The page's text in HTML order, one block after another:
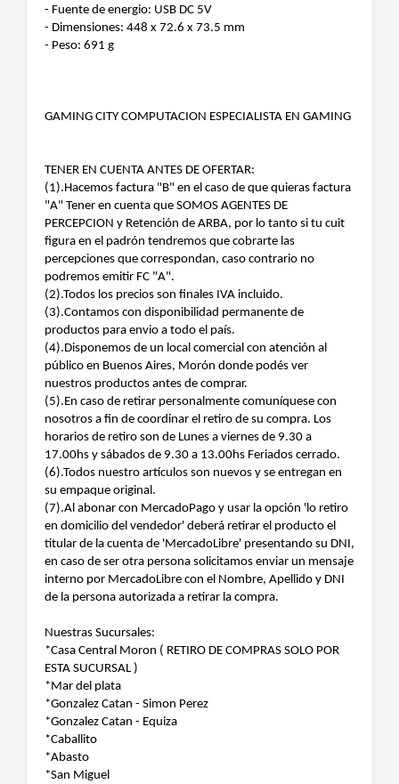
- Fuente de energio: USB DC 5V
- Dimensiones: 448 x 72.6 x 73.5 mm
- Peso: 691 g
GAMING CITY COMPUTACION ESPECIALISTA EN GAMING
TENER EN CUENTA ANTES DE OFERTAR:
(1).Hacemos factura "B" en el caso de que quieras factura
"A" Tener en cuenta que SOMOS AGENTES DE
PERCEPCION y Retención de ARBA, por lo tanto si tu cuit
figura en el padrón tendremos que cobrarte las
percepciones que correspondan, caso contrario no
podremos emitir FC "A".
(2).Todos los precios son finales IVA incluido.
(3).Contamos con disponibilidad permanente de
productos para envio a todo el país.
(4).Disponemos de un local comercial con atención al
público en Buenos Aires, Morón donde podés ver
nuestros productos antes de comprar.
(5).En caso de retirar personalmente comuníquese con
nosotros a fin de coordinar el retiro de su compra. Los
horarios de retiro son de Lunes a viernes de 9.30 a
17.00hs y sábados de 9.30 a 13.00hs Feriados cerrado.
(6).Todos nuestro artículos son nuevos y se entregan en
su empaque original.
(7).Al abonar con MercadoPago y usar la opción 'lo retiro
en domicilio del vendedor' deberá retirar el producto el
titular de la cuenta de 'MercadoLibre' presentando su DNI,
en caso de ser otra persona solicitamos enviar un mensaje
interno por MercadoLibre con el Nombre, Apellido y DNI
de la persona autorizada a retirar la compra.
Nuestras Sucursales:
*Casa Central Moron ( RETIRO DE COMPRAS SOLO POR
ESTA SUCURSAL )
*Mar del plata
*Gonzalez Catan - Simon Perez
*Gonzalez Catan - Equiza
*Caballito
*Abasto
*San Miguel